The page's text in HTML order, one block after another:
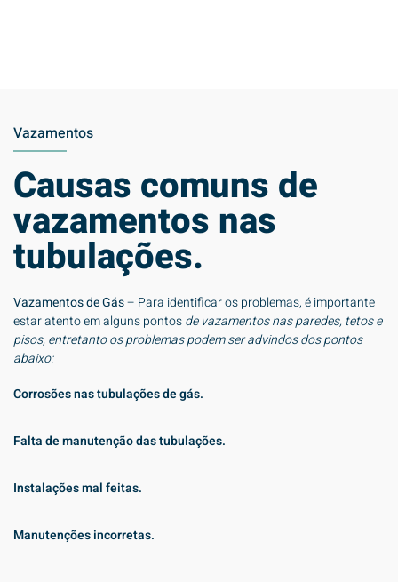
Vazamentos
Causas comuns de
vazamentos nas
tubulações.
Vazamentos de Gás– Para identificar os problemas, é importante
estar atento em alguns pontosde vazamentos nas paredes, tetos e
pisos, entretanto os problemas podem ser advindos dos pontos
abaixo:
Corrosões nas tubulações de gás.
Falta de manutenção das tubulações.
Instalações mal feitas.
Manutenções incorretas.